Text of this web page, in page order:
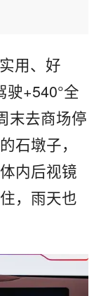
用、好
驶+540°全
末去商场停
石墩子，
内后视镜
，雨天也